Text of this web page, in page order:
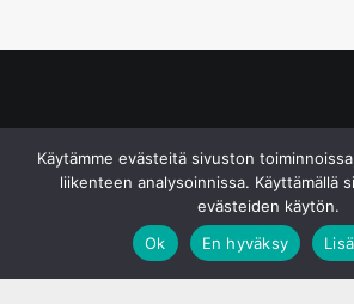
Käytämme evästeitä sivuston
liikenteen analysoinnissa. Käyttämällä
evästeiden käytön.
Ok
En hyväksy